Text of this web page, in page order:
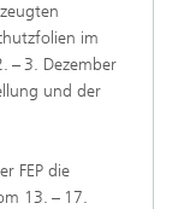
im
– 3. Dezember
und der
FEP die
13. – 17.